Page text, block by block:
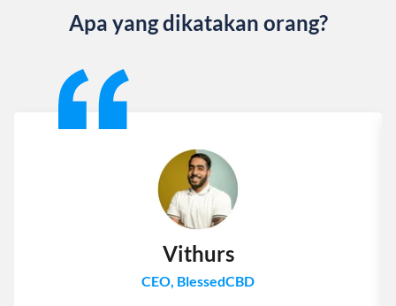
Apa yang dikatakan orang?
Vithurs
CEO, BlessedCBD